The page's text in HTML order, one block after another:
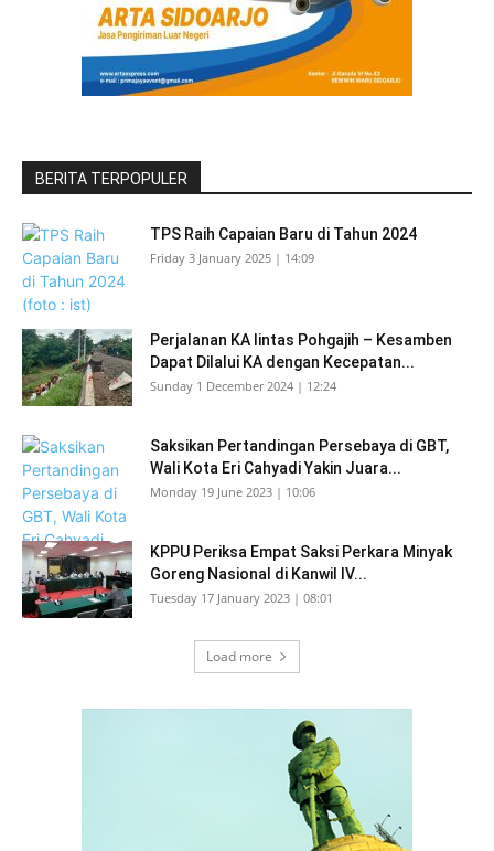
BERITA TERPOPULER
TPS Raih Capaian Baru di Tahun 2024
Friday 3 January 2025 | 14:09
Perjalanan KA lintas Pohgajih – Kesamben
Dapat Dilalui KA dengan Kecepatan...
Sunday 1 December 2024 | 12:24
Saksikan Pertandingan Persebaya di GBT,
Wali Kota Eri Cahyadi Yakin Juara...
Monday 19 June 2023 | 10:06
KPPU Periksa Empat Saksi Perkara Minyak
Goreng Nasional di Kanwil IV...
Tuesday 17 January 2023 | 08:01
Load more